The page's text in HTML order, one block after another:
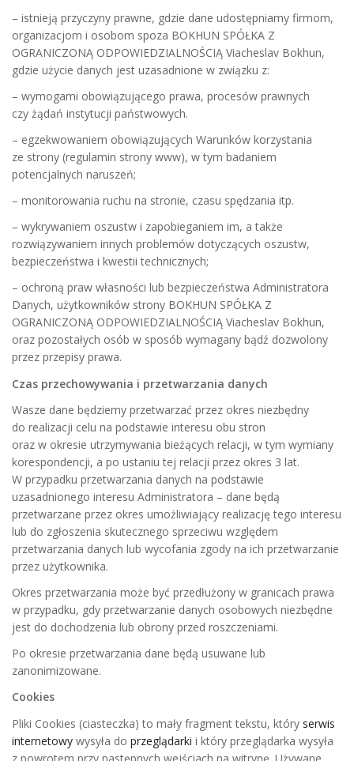
– istnieją przyczyny prawne, gdzie dane udostępniamy firmom,
organizacjom i osobom spoza BOKHUN SPÓŁKA Z
OGRANICZONĄ ODPOWIEDZIALNOŚCIĄ Viacheslav Bokhun,
gdzie użycie danych jest uzasadnione w związku z:
– wymogami obowiązującego prawa, procesów prawnych
czy żądań instytucji państwowych.
– egzekwowaniem obowiązujących Warunków korzystania
ze strony (regulamin strony www), w tym badaniem
potencjalnych naruszeń;
– monitorowania ruchu na stronie, czasu spędzania itp.
– wykrywaniem oszustw i zapobieganiem im, a także
rozwiązywaniem innych problemów dotyczących oszustw,
bezpieczeństwa i kwestii technicznych;
– ochroną praw własności lub bezpieczeństwa Administratora
Danych, użytkowników strony BOKHUN SPÓŁKA Z
OGRANICZONĄ ODPOWIEDZIALNOŚCIĄ Viacheslav Bokhun,
oraz pozostałych osób w sposób wymagany bądź dozwolony
przez przepisy prawa.
Czas przechowywania i przetwarzania danych
Wasze dane będziemy przetwarzać przez okres niezbędny
do realizacji celu na podstawie interesu obu stron
oraz w okresie utrzymywania bieżących relacji, w tym wymiany
korespondencji, a po ustaniu tej relacji przez okres 3 lat.
W przypadku przetwarzania danych na podstawie
uzasadnionego interesu Administratora – dane będą
przetwarzane przez okres umożliwiający realizację tego interesu
lub do zgłoszenia skutecznego sprzeciwu względem
przetwarzania danych lub wycofania zgody na ich przetwarzanie
przez użytkownika.
Okres przetwarzania może być przedłużony w granicach prawa
w przypadku, gdy przetwarzanie danych osobowych niezbędne
jest do dochodzenia lub obrony przed roszczeniami.
Po okresie przetwarzania dane będą usuwane lub
zanonimizowane.
Cookies
Pliki Cookies (ciasteczka) to mały fragment tekstu, który serwis
internetowy wysyła do przeglądarki i który przeglądarka wysyła
z powrotem przy następnych wejściach na witrynę. Używane